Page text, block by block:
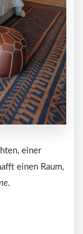
einer
einen Raum,
.